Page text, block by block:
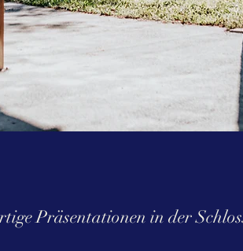
Präsentationen in der